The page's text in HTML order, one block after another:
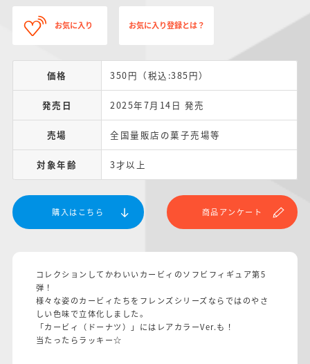
お気に入り お気に入り登録とは？
価格 350円（税込:385円）
発売日 2025年7月14日 発売
売場 全国量販店の菓子売場等
対象年齢 3才以上
購入はこちら 商品アンケート
コレクションしてかわいいカービィのソフビフィギュア第5
弾！
様々な姿のカービィたちをフレンズシリーズならではのやさ
しい色味で立体化しました。
「カービィ（ドーナツ）」にはレアカラーVer.も！
当たったらラッキー☆